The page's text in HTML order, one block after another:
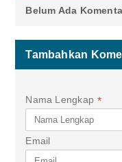
Belum Ada
Tambahkan
Nama Lengkap *
Email